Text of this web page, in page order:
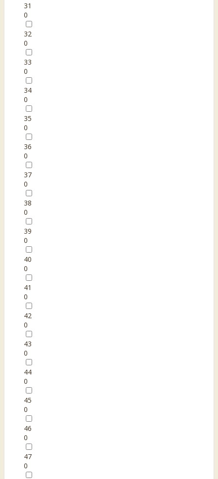
31
0
32
0
33
0
34
0
35
0
36
0
37
0
38
0
39
0
40
0
41
0
42
0
43
0
44
0
45
0
46
0
47
0